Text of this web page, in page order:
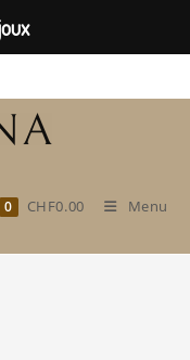
0 CHF0.00 Menu